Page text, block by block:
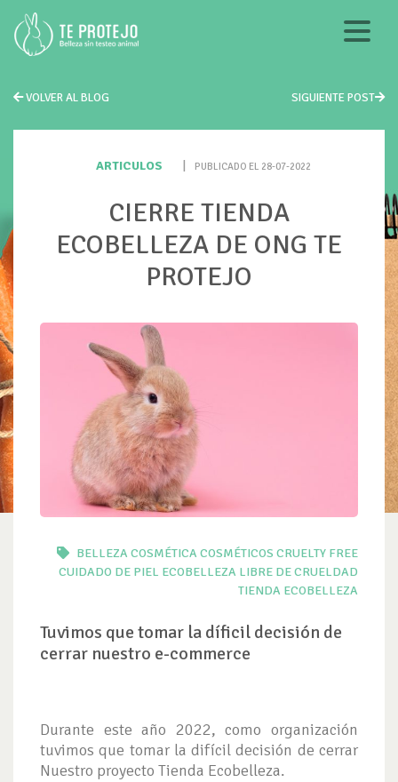
VOLVER AL BLOG SIGUIENTE POST
ARTICULOS PUBLICADO EL 28-07-2022
CIERRE TIENDA
ECOBELLEZA DE ONG TE
PROTEJO
BELLEZA COSMÉTICA COSMÉTICOS CRUELTY FREE
CUIDADO DE PIEL ECOBELLEZA LIBRE DE CRUELDAD
TIENDA ECOBELLEZA
Tuvimos que tomar la díficil decisión de
cerrar nuestro e-commerce
Durante este año 2022, como organización
tuvimos que tomar la difícil decisión de cerrar
Nuestro proyecto Tienda Ecobelleza.